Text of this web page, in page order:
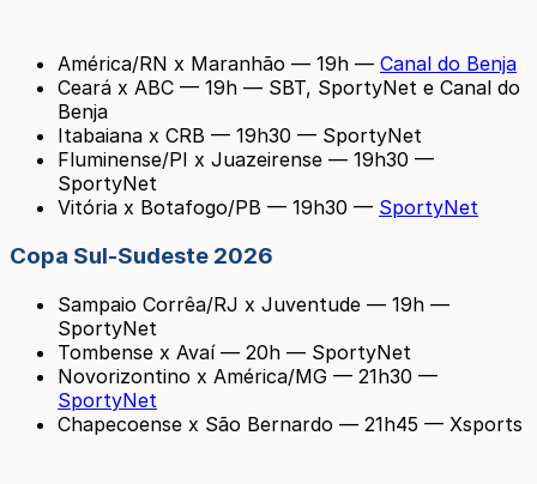
América/RN x Maranhão — 19h — Canal do Benja
Ceará x ABC — 19h — SBT, SportyNet e Canal do
Benja
Itabaiana x CRB — 19h30 — SportyNet
Fluminense/PI x Juazeirense — 19h30 —
SportyNet
Vitória x Botafogo/PB — 19h30 — SportyNet
Copa Sul-Sudeste 2026
Sampaio Corrêa/RJ x Juventude — 19h —
SportyNet
Tombense x Avaí — 20h — SportyNet
Novorizontino x América/MG — 21h30 —
SportyNet
Chapecoense x São Bernardo — 21h45 — Xsports